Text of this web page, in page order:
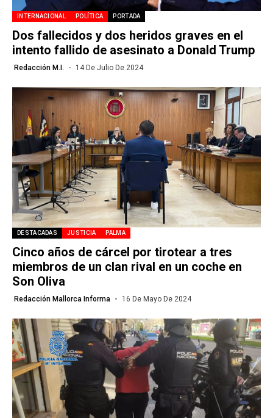
INTERNACIONAL POLÍTICA PORTADA
Dos fallecidos y dos heridos graves en el
intento fallido de asesinato a Donald Trump
Redacción M.I. 14 De Julio De 2024
DESTACADAS JUSTICIA PALMA
Cinco años de cárcel por tirotear a tres
miembros de un clan rival en un coche en
Son Oliva
Redacción Mallorca Informa 16 De Mayo De 2024